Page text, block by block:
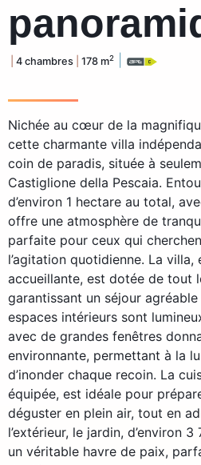
4 chambres 178 m2
Nichée au cœur de la
cette charmante villa
coin de paradis, située à
Castiglione della Pescaia.
d’environ 1 hectare au total,
offre une atmosphère de
parfaite pour ceux qui
l’agitation quotidienne. La villa,
accueillante, est dotée de tout
garantissant un séjour
espaces intérieurs sont
avec de grandes fenêtres
environnante, permettant à la
d’inonder chaque recoin. La
équipée, est idéale pour
déguster en plein air, tout en
l’extérieur, le jardin, d’environ
un véritable havre de paix,